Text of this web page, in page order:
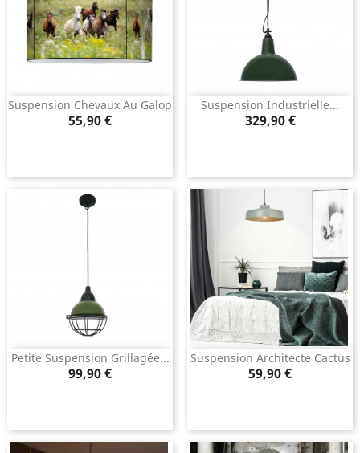
Suspension Chevaux Au Galop
Prix
55,90 €
Suspension Industrielle...
Prix
329,90 €
Petite Suspension Grillagée...
Prix
99,90 €
Suspension Architecte Cactus
Prix
59,90 €